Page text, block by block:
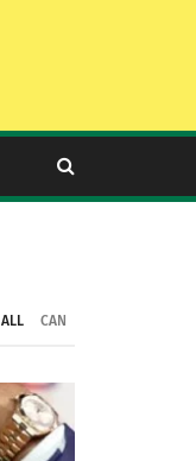
ALL CAN